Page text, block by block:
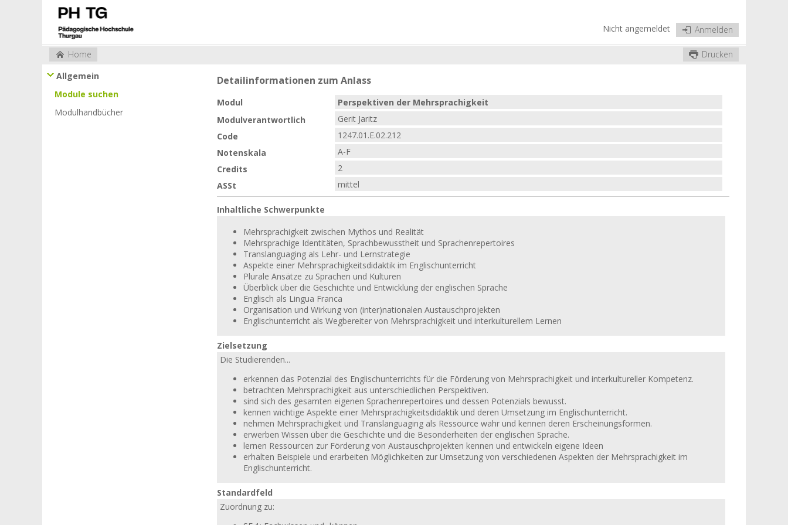
Nicht angemeldet Anmelden
Home
Drucken
Allgemein
Module suchen
Modulhandbücher
Detailinformationen zum Anlass
Modul
Perspektiven der Mehrsprachigkeit
Modulverantwortlich
Gerit Jaritz
Code
1247.01.E.02.212
Notenskala
A-F
Credits
2
ASSt
mittel
Inhaltliche Schwerpunkte
Mehrsprachigkeit zwischen Mythos und Realität
Mehrsprachige Identitäten, Sprachbewusstheit und Sprachenrepertoires
Translanguaging als Lehr- und Lernstrategie
Aspekte einer Mehrsprachigkeitsdidaktik im Englischunterricht
Plurale Ansätze zu Sprachen und Kulturen
Überblick über die Geschichte und Entwicklung der englischen Sprache
Englisch als Lingua Franca
Organisation und Wirkung von (inter)nationalen Austauschprojekten
Englischunterricht als Wegbereiter von Mehrsprachigkeit und interkulturellem Lernen
Zielsetzung
Die Studierenden...
erkennen das Potenzial des Englischunterrichts für die Förderung von Mehrsprachigkeit und interkultureller Kompetenz.
betrachten Mehrsprachigkeit aus unterschiedlichen Perspektiven.
sind sich des gesamten eigenen Sprachenrepertoires und dessen Potenzials bewusst.
kennen wichtige Aspekte einer Mehrsprachigkeitsdidaktik und deren Umsetzung im Englischunterricht.
nehmen Mehrsprachigkeit und Translanguaging als Ressource wahr und kennen deren Erscheinungsformen.
erwerben Wissen über die Geschichte und die Besonderheiten der englischen Sprache.
lernen Ressourcen zur Förderung von Austauschprojekten kennen und entwickeln eigene Ideen
erhalten Beispiele und erarbeiten Möglichkeiten zur Umsetzung von verschiedenen Aspekten der Mehrsprachigkeit im
Englischunterricht.
Standardfeld
Zuordnung zu: